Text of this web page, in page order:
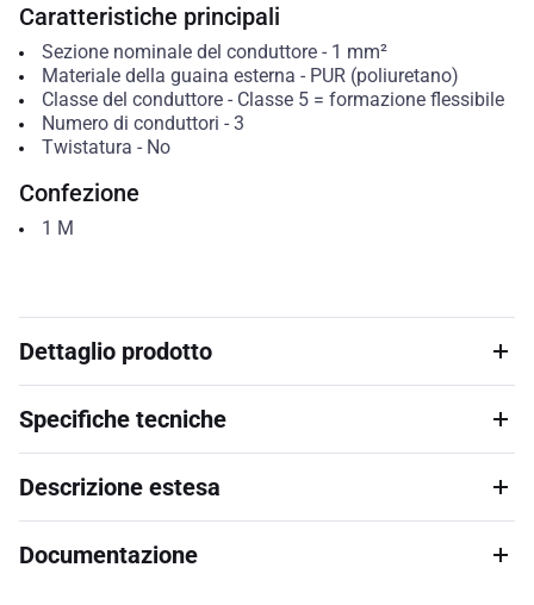
Caratteristiche principali
Sezione nominale del conduttore- 1 mm²
Materiale della guaina esterna - PUR (poliuretano)
Classe del conduttore- Classe 5 = formazione flessibile
Numero di conduttori - 3
Twistatura - No
Confezione
1 M
Dettaglio prodotto
Specifiche tecniche
Descrizione estesa
Documentazione